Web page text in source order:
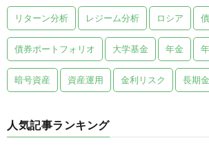
リターン分析 レジーム分析 ロシア
債券ポートフォリオ 大学基金 年金
暗号資産 資産運用 金利リスク 長期
人気記事ランキング